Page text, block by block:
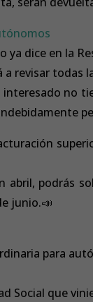
dice en la
revisar todas
no
abril, podrás
junio.📣
para
Social que